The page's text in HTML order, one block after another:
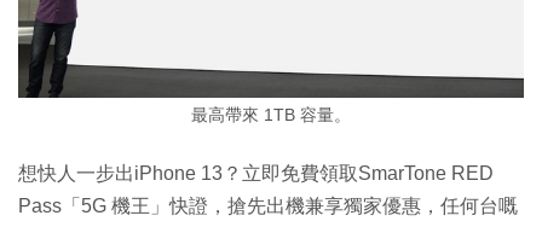
最高帶來 1TB 容量。
想快人一步出iPhone 13？立即免費領取SmarTone RED
Pass「5G 機王」快證，搶先出機兼享獨家優惠，任何台嘅